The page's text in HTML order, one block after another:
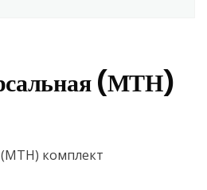
(МТН)
(МТН) комплект